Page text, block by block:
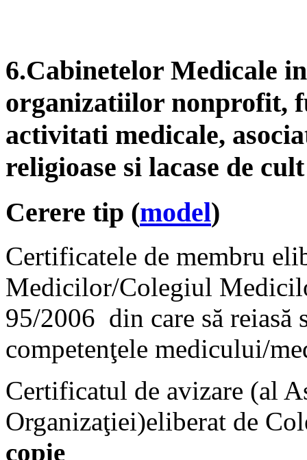
6.Cabinetelor Medicale
organizatiilor nonprofit,
activitati medicale,
religioase si lacase de
Cerere tip (model)
Certificatele de membru
Medicilor/Colegiul
95/2006 din care să reiasă
competenţele medicului/
Certificatul de avizare (al
Organizaţiei)eliberat de
copie